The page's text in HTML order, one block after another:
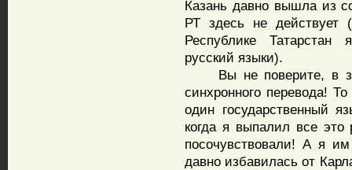
Казань давно вышла из
РТ здесь не действует
Республике Татарстан
русский языки).
Вы не поверите, в
синхронного перевода!
один государственный
когда я выпалил все
посочувствовали! А я
давно избавилась от